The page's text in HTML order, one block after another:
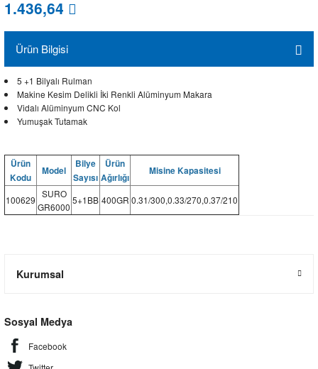
1.436,64
Ürün Bilgisi
5 +1 Bilyalı Rulman
Makine Kesim Delikli İki Renkli Alüminyum Makara
Vidalı Alüminyum CNC Kol
Yumuşak Tutamak
Ürün
Kodu
Model
Bilye
Sayısı
Ürün
Ağırlığı
Misine Kapasitesi
100629
SURO
GR6000
5+1BB 400GR 0.31/300,0.33/270,0.37/210
Kurumsal
Sosyal Medya
Facebook